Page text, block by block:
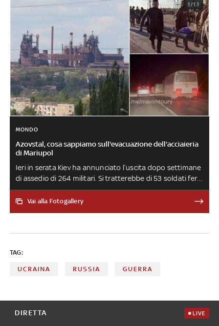
1/13
MONDO
Azovstal, cosa sappiamo sull'evacuazione dell'acciaieria
di Mariupol
Ieri in serata Kiev ha annunciato l’uscita dopo settimane
di assedio di 264 militari. Si tratterebbe di 53 soldati feriti
e di 211 altri combattenti. In mattinata il ministero della
Difesa russo ha diffuso un video che mostra l’uscita dei
Vai alla Fotogallery
TAG:
UCRAINA RUSSIA GUERRA
DIRETTA LIVE